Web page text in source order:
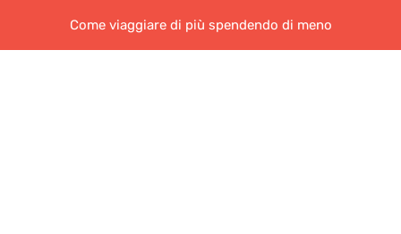
Come viaggiare di più spendendo di meno